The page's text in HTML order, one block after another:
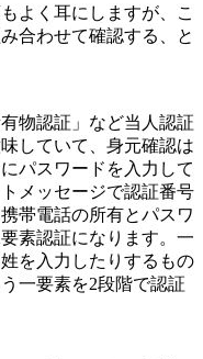
よく耳にしますが、こ
合わせて確認する、と
物認証」など当人認証
していて、身元確認は
パスワードを入力して
メッセージで認証番号
帯電話の所有とパスワ
素認証になります。一
を入力したりするもの
一要素を2段階で認証